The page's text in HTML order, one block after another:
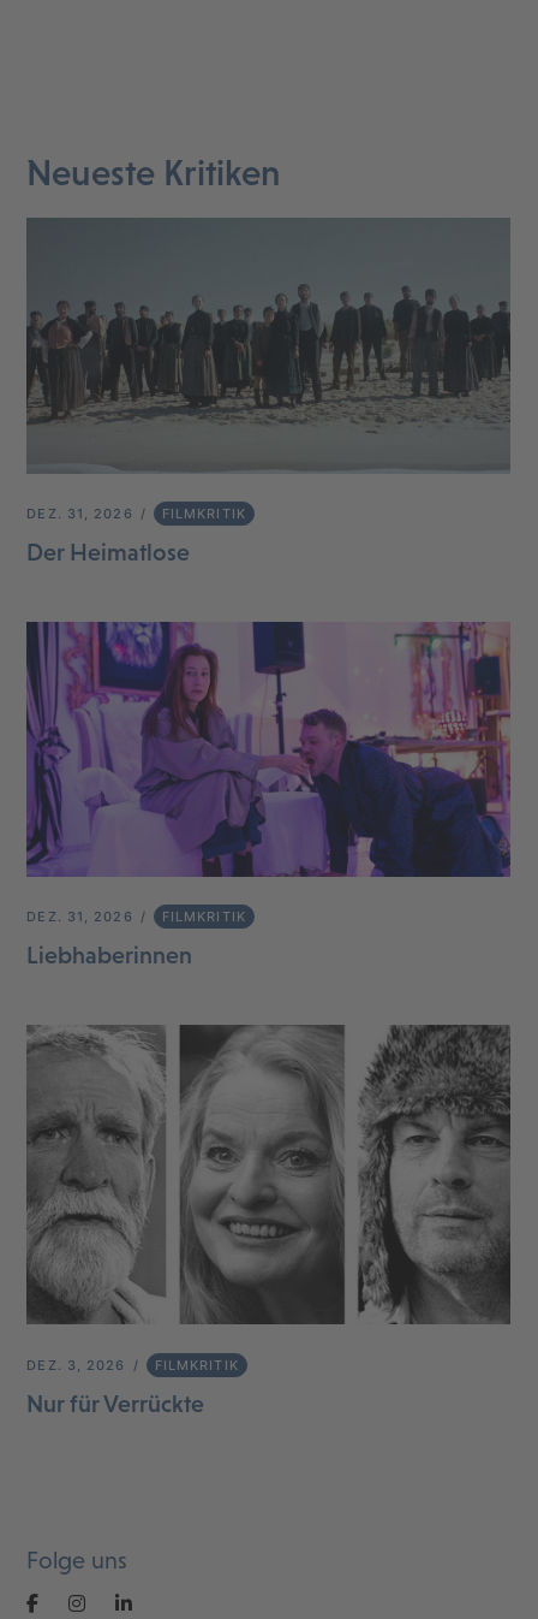
Neueste Kritiken
DEZ. 31, 2026 FILMKRITIK
Der Heimatlose
DEZ. 31, 2026 FILMKRITIK
Liebhaberinnen
DEZ. 3, 2026 FILMKRITIK
Nur für Verrückte
Folge uns